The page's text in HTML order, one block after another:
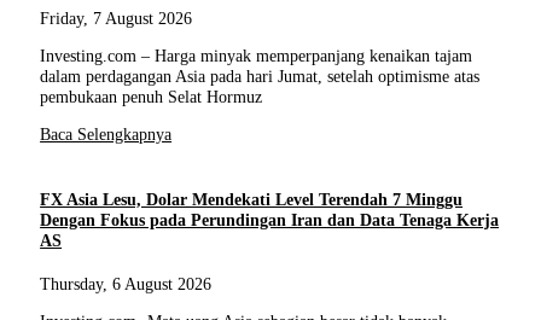
Friday, 7 August 2026
Investing.com – Harga minyak memperpanjang kenaikan tajam
dalam perdagangan Asia pada hari Jumat, setelah optimisme atas
pembukaan penuh Selat Hormuz
Baca Selengkapnya
FX Asia Lesu, Dolar Mendekati Level Terendah 7 Minggu
Dengan Fokus pada Perundingan Iran dan Data Tenaga Kerja
AS
Thursday, 6 August 2026